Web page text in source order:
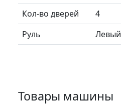
Кол-во дверей
4
Руль
Левый
Товары машины